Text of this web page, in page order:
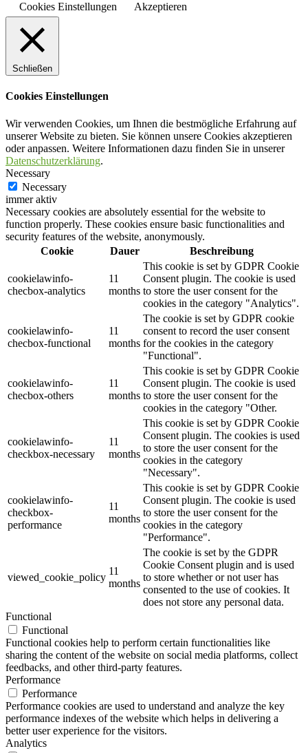
Cookies Einstellungen
Akzeptieren
Schließen
Cookies Einstellungen
Wir verwenden Cookies, um Ihnen die bestmögliche Erfahrung auf
unserer Website zu bieten. Sie können unsere Cookies akzeptieren
oder anpassen. Weitere Informationen dazu finden Sie in unserer
Datenschutzerklärung.
Necessary
Necessary
immer aktiv
Necessary cookies are absolutely essential for the website to
function properly. These cookies ensure basic functionalities and
security features of the website, anonymously.
Cookie
Dauer Beschreibung
cookielawinfo-
checbox-analytics
11
months
This cookie is set by GDPR Cookie
Consent plugin. The cookie is used
to store the user consent for the
cookies in the category "Analytics".
cookielawinfo-
checbox-functional
11
months
The cookie is set by GDPR cookie
consent to record the user consent
for the cookies in the category
"Functional".
cookielawinfo-
checbox-others
11
months
This cookie is set by GDPR Cookie
Consent plugin. The cookie is used
to store the user consent for the
cookies in the category "Other.
cookielawinfo-
checkbox-necessary
11
months
This cookie is set by GDPR Cookie
Consent plugin. The cookies is used
to store the user consent for the
cookies in the category
"Necessary".
cookielawinfo-
checkbox-
performance
11
months
This cookie is set by GDPR Cookie
Consent plugin. The cookie is used
to store the user consent for the
cookies in the category
"Performance".
viewed_cookie_policy
11
months
The cookie is set by the GDPR
Cookie Consent plugin and is used
to store whether or not user has
consented to the use of cookies. It
does not store any personal data.
Functional
Functional
Functional cookies help to perform certain functionalities like
sharing the content of the website on social media platforms, collect
feedbacks, and other third-party features.
Performance
Performance
Performance cookies are used to understand and analyze the key
performance indexes of the website which helps in delivering a
better user experience for the visitors.
Analytics